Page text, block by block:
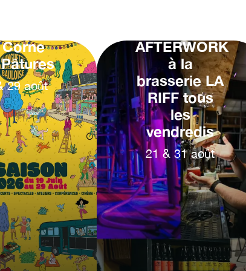
29 août
AFTERWORK
à la
brasserie LA
RIFF tous
les
vendredis
21 & 31 août